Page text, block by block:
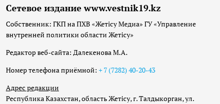
Сетевое издание www.vestnik19.kz
Собственник: ГКП на ПХВ «Жетісу Медиа» ГУ «Управление
внутренней политики области Жетісу»
Редактор веб-сайта: Далекенова М.А.
Номер телефона приёмной: + 7 (7282) 40-20-43
Адрес редакции
Республика Казахстан, область Жетісу, г. Талдыкорган, ул.